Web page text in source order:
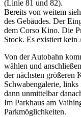
(Linie 81 und 82).
Bereits von weitem
des Gebäudes. Der
dem Corso Kino. Die
Stock. Es existiert kein
Von der Autobahn
wählen und
der nächsten größeren
Schwabengalerie,
dann unmittelbar
Im Parkhaus am
Parkmöglichkeiten.